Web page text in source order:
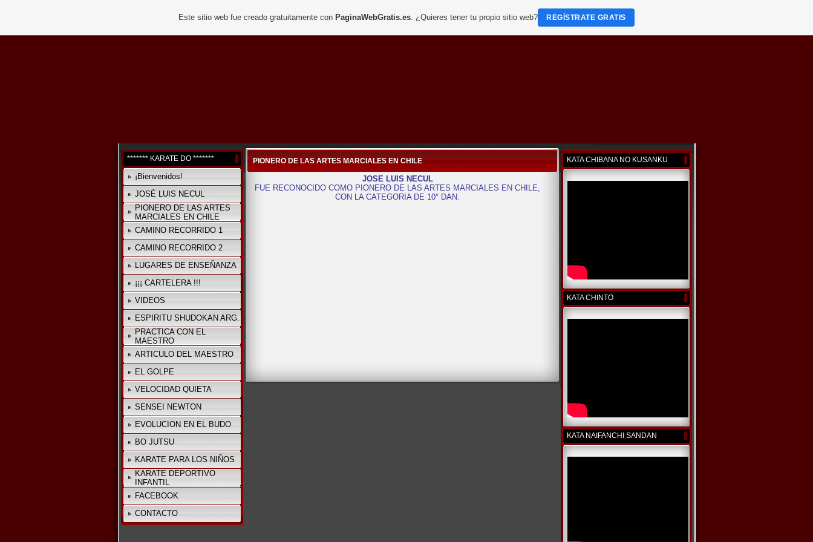
******* KARATE DO *******
¡Bienvenidos!
JOSÉ LUIS NECUL
PIONERO DE LAS ARTES
MARCIALES EN CHILE
CAMINO RECORRIDO 1
CAMINO RECORRIDO 2
LUGARES DE ENSEÑANZA
¡¡¡ CARTELERA !!!
VIDEOS
ESPIRITU SHUDOKAN ARG.
PRACTICA CON EL
MAESTRO
ARTICULO DEL MAESTRO
EL GOLPE
VELOCIDAD QUIETA
SENSEI NEWTON
EVOLUCION EN EL BUDO
BO JUTSU
KARATE PARA LOS NIÑOS
KARATE DEPORTIVO
INFANTIL
FACEBOOK
CONTACTO
PIONERO DE LAS ARTES MARCIALES EN CHILE
JOSE LUIS NECUL
FUE RECONOCIDO COMO PIONERO DE LAS ARTES MARCIALES EN CHILE,
CON LA CATEGORIA DE 10° DAN.
KATA CHIBANA NO KUSANKU
KATA CHINTO
KATA NAIFANCHI SANDAN
Este sitio web fue creado gratuitamente con PaginaWebGratis.es. ¿Quieres tener tu propio sitio web? REGÍSTRATE GRATIS